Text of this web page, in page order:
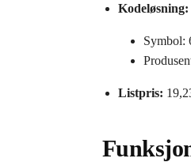
Kodeløsning:
Symbol:
Listpris: